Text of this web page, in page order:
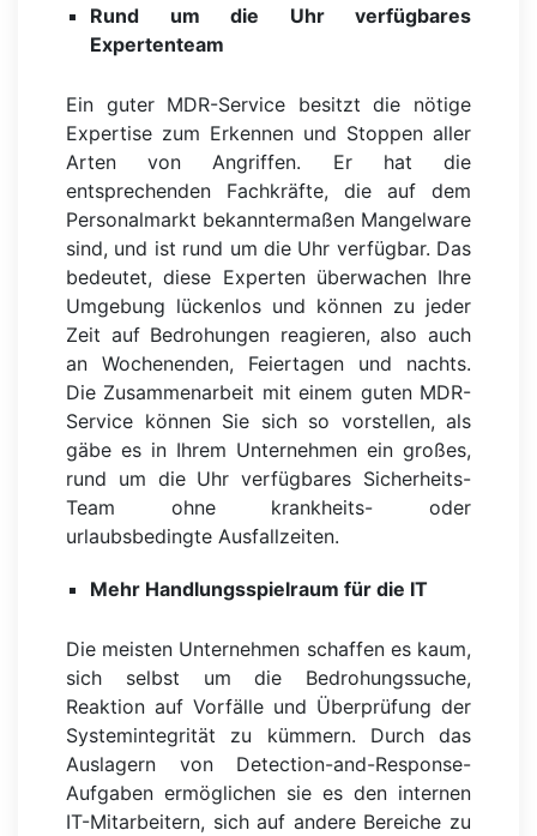
Rund um die Uhr verfügbares
Expertenteam
Ein guter MDR-Service besitzt die nötige
Expertise zum Erkennen und Stoppen aller
Arten von Angriffen. Er hat die
entsprechenden Fachkräfte, die auf dem
Personalmarkt bekanntermaßen Mangelware
sind, und ist rund um die Uhr verfügbar. Das
bedeutet, diese Experten überwachen Ihre
Umgebung lückenlos und können zu jeder
Zeit auf Bedrohungen reagieren, also auch
an Wochenenden, Feiertagen und nachts.
Die Zusammenarbeit mit einem guten MDR-
Service können Sie sich so vorstellen, als
gäbe es in Ihrem Unternehmen ein großes,
rund um die Uhr verfügbares Sicherheits-
Team ohne krankheits- oder
urlaubsbedingte Ausfallzeiten.
Mehr Handlungsspielraum für die IT
Die meisten Unternehmen schaffen es kaum,
sich selbst um die Bedrohungssuche,
Reaktion auf Vorfälle und Überprüfung der
Systemintegrität zu kümmern. Durch das
Auslagern von Detection-and-Response-
Aufgaben ermöglichen sie es den internen
IT-Mitarbeitern, sich auf andere Bereiche zu